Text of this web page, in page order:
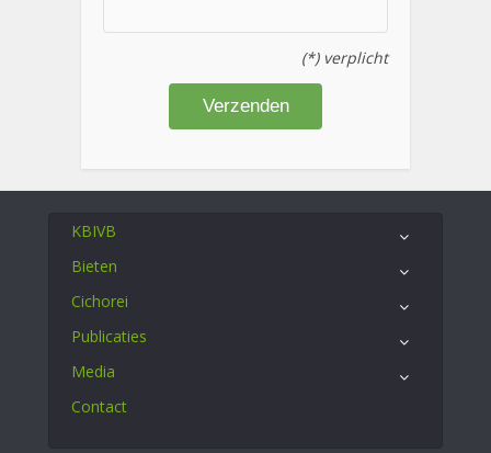
(*) verplicht
KBIVB
Bieten
Cichorei
Publicaties
Media
Contact